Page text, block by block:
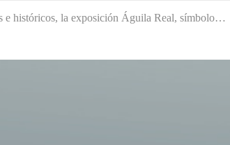
e históricos, la exposición Águila Real, símbolo…